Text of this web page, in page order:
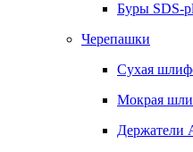
Буры SDS-
Черепашки
Сухая
Мокрая